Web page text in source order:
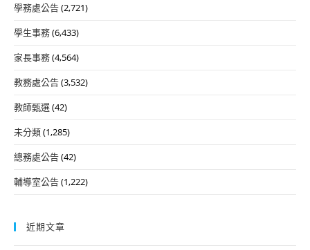
學務處公告(2,721)
學生事務(6,433)
家長事務(4,564)
教務處公告(3,532)
教師甄選(42)
未分類(1,285)
總務處公告(42)
輔導室公告(1,222)
近期文章